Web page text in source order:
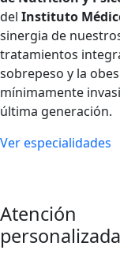
del Instituto
sinergia de
tratamientos
sobrepeso y la
mínimamente
última generación.
Ver especialidades
Atención
personalizada